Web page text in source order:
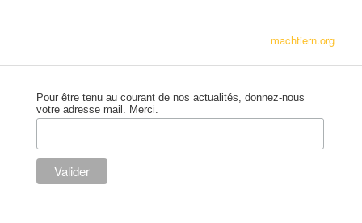
machtiern.org
Pour être tenu au courant de nos actualités, donnez-nous
votre adresse mail. Merci.